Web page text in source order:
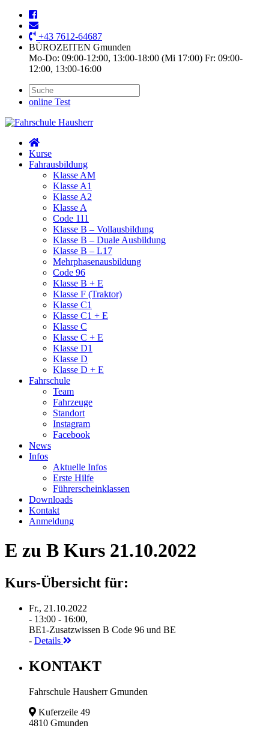
+43 7612-64687
BÜROZEITEN Gmunden
Mo-Do: 09:00-12:00, 13:00-18:00 (Mi 17:00) Fr: 09:00-
12:00, 13:00-16:00
online Test
Kurse
Fahrausbildung
Klasse AM
Klasse A1
Klasse A2
Klasse A
Code 111
Klasse B – Vollausbildung
Klasse B – Duale Ausbildung
Klasse B – L17
Mehrphasenausbildung
Code 96
Klasse B + E
Klasse F (Traktor)
Klasse C1
Klasse C1 + E
Klasse C
Klasse C + E
Klasse D1
Klasse D
Klasse D + E
Fahrschule
Team
Fahrzeuge
Standort
Instagram
Facebook
News
Infos
Aktuelle Infos
Erste Hilfe
Führerscheinklassen
Downloads
Kontakt
Anmeldung
E zu B Kurs 21.10.2022
Kurs-Übersicht für:
Fr., 21.10.2022
- 13:00 - 16:00,
BE1-Zusatzwissen B Code 96 und BE
- Details
KONTAKT
Fahrschule Hausherr Gmunden
Kuferzeile 49
4810 Gmunden